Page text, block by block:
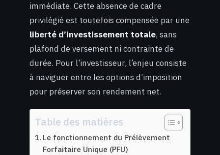
immédiate. Cette absence de cadre
privilégié est toutefois compensée par une
liberté d’investissement totale, sans
plafond de versement ni contrainte de
durée. Pour l’investisseur, l’enjeu consiste
à naviguer entre les options d’imposition
pour préserver son rendement net.
Table des matières
Le fonctionnement du Prélèvement
Forfaitaire Unique (PFU)